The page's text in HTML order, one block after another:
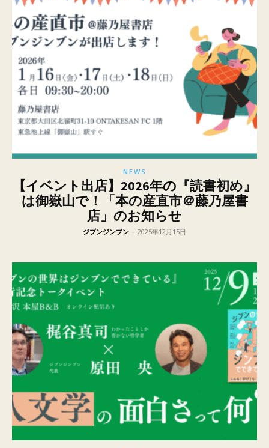
NEWS
【イベント出店】2026年の『読書初め』
は御嶽山で！「本の産直市＠藤乃屋書
店」のお知らせ
ジブンジンブン - 2025年12月15日